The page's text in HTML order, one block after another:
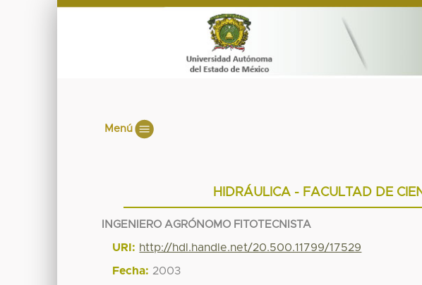
Menú
HIDRÁULICA - FACULTAD DE
INGENIERO AGRÓNOMO FITOTECNISTA
URI: http://hdl.handle.net/20.500.11799/17529
Fecha: 2003